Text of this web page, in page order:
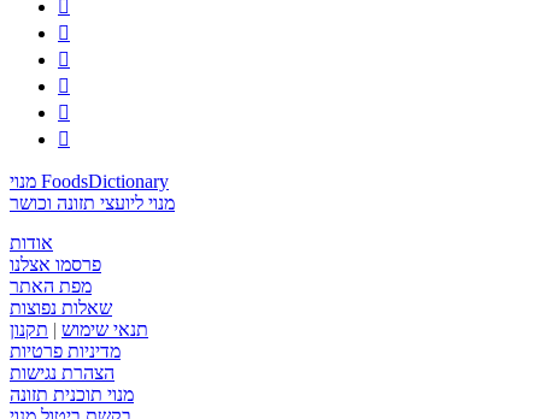






מנוי FoodsDictionary
מנוי ליועצי תזונה וכושר
אודות
פרסמו אצלנו
מפת האתר
שאלות נפוצות
תנאי שימוש | תקנון
מדיניות פרטיות
הצהרת נגישות
מנוי תוכנית תזונה